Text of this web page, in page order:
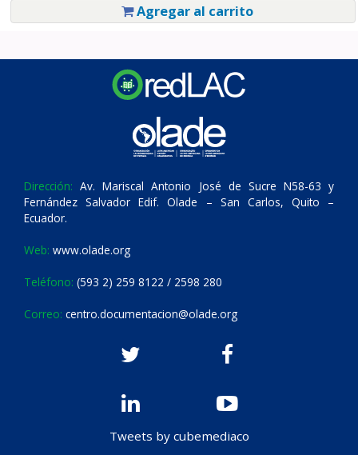
Agregar al carrito
Dirección: Av. Mariscal Antonio José de Sucre N58-63 y
Fernández Salvador Edif. Olade – San Carlos, Quito –
Ecuador.
Web: www.olade.org
Teléfono: (593 2) 259 8122 / 2598 280
Correo: centro.documentacion@olade.org
Tweets by cubemediaco